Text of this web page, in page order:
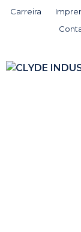
Pular
Carreira